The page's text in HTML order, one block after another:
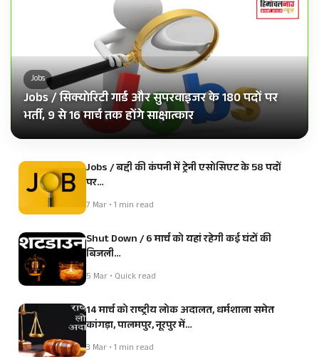
Jobs
Jobs / सिक्योरिटी गार्ड और सुपरवाइजर के 180 पदों पर
भर्ती, 9 से 16 मार्च तक होंगे साक्षात्कार
Jobs / बद्दी की कंपनी में ट्रेनी एसोसिएट के 58 पदों
पर…
7 Mar • 1 min read
Shut Down / 6 मार्च को यहां रहेगी कई घंटों की
बिजली…
5 Mar • Quick read
14 मार्च को राष्ट्रीय लोक अदालत, धर्मशाला समेत
कांगड़ा, पालमपुर, नूरपुर में…
3 Mar • 1 min read